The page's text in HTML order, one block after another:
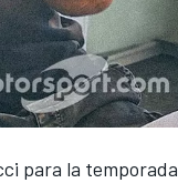
para la temporada